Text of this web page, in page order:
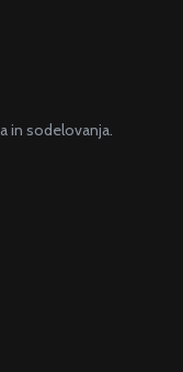
in sodelovanja.